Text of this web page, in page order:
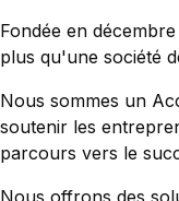
Fondée en
plus qu'une société
Nous sommes un
soutenir les
parcours vers le
Nous offrons des